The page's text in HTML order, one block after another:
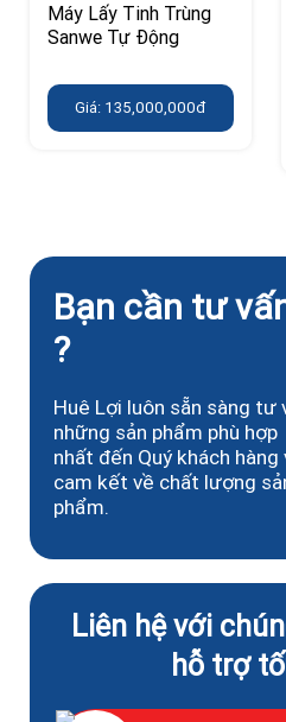
Máy Lấy Tinh Trùng
Sanwe Tự Động
Giá: 135,000,000đ
Bạn cần tư
?
Huê Lợi luôn sẵn sàng tư
những sản phẩm phù hợp
nhất đến Quý khách hàng
cam kết về chất lượng
phẩm.
Liên hệ với
hỗ trợ